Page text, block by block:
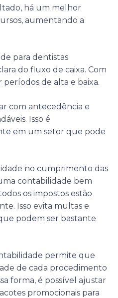
há um melhor
aumentando a
para dentistas
do fluxo de caixa. Com
períodos de alta e baixa.
com antecedência e
Isso é
em um setor que pode
no cumprimento das
contabilidade bem
os impostos estão
Isso evita multas e
podem ser bastante
permite que
de cada procedimento
forma, é possível ajustar
promocionais para